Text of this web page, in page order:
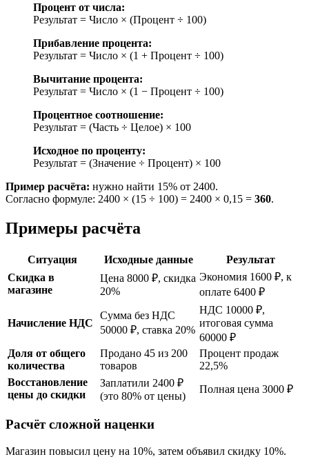
Процент от числа:
Результат = Число × (Процент ÷ 100)
Прибавление процента:
Результат = Число × (1 + Процент ÷ 100)
Вычитание процента:
Результат = Число × (1 − Процент ÷ 100)
Процентное соотношение:
Результат = (Часть ÷ Целое) × 100
Исходное по проценту:
Результат = (Значение ÷ Процент) × 100
Пример расчёта: нужно найти 15% от 2400.
Согласно формуле: 2400 × (15 ÷ 100) = 2400 × 0,15 = 360.
Примеры расчёта
Ситуация Исходные данные
Результат
Скидка в
магазине
Цена 8000 ₽, скидка
20%
Экономия 1600 ₽, к
оплате 6400 ₽
Начисление НДС
Сумма без НДС
50000 ₽, ставка 20%
НДС 10000 ₽,
итоговая сумма
60000 ₽
Доля от общего
количества
Продано 45 из 200
товаров
Процент продаж
22,5%
Восстановление
цены до скидки
Заплатили 2400 ₽
(это 80% от цены)
Полная цена 3000 ₽
Расчёт сложной наценки
Магазин повысил цену на 10%, затем объявил скидку 10%.